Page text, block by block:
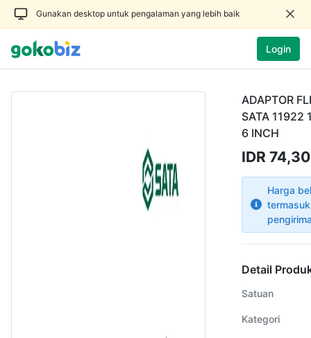
Gunakan desktop untuk pengalaman yang lebih baik
Login
ADAPTOR
SATA 11922
6 INCH
IDR
Harga
Detail
Satuan
Kategori